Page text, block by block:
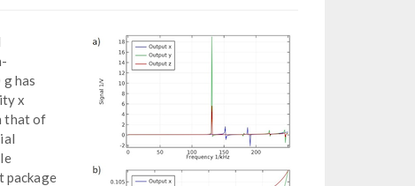
has
x
that of
package